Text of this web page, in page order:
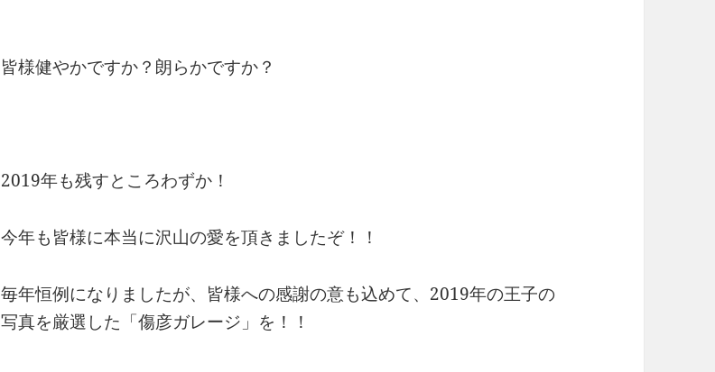
皆様健やかですか？朗らかですか？
2019年も残すところわずか！
今年も皆様に本当に沢山の愛を頂きましたぞ！！
毎年恒例になりましたが、皆様への感謝の意も込めて、2019年の王子の
写真を厳選した「傷彦ガレージ」を！！